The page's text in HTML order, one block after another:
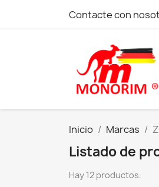
Contacte con
Inicio Marcas
Listado de
Hay 12 productos.